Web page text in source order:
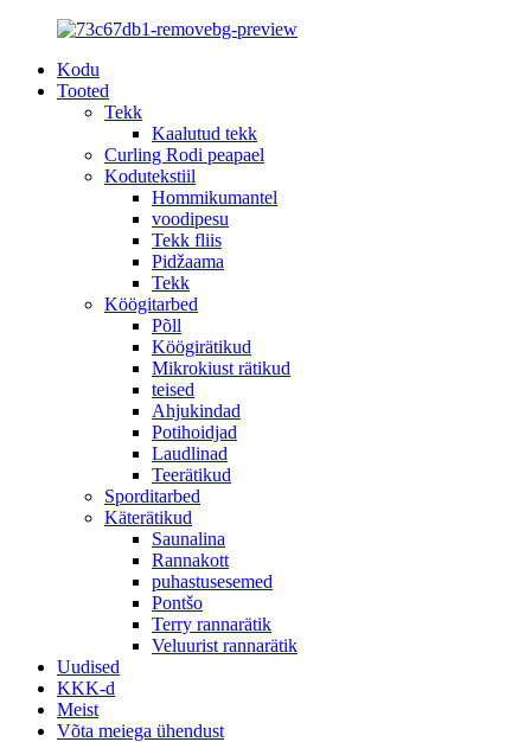
Kodu
Tooted
Tekk
Kaalutud tekk
Curling Rodi peapael
Kodutekstiil
Hommikumantel
voodipesu
Tekk fliis
Pidžaama
Tekk
Köögitarbed
Põll
Köögirätikud
Mikrokiust rätikud
teised
Ahjukindad
Potihoidjad
Laudlinad
Teerätikud
Sporditarbed
Käterätikud
Saunalina
Rannakott
puhastusesemed
Pontšo
Terry rannarätik
Veluurist rannarätik
Uudised
KKK-d
Meist
Võta meiega ühendust